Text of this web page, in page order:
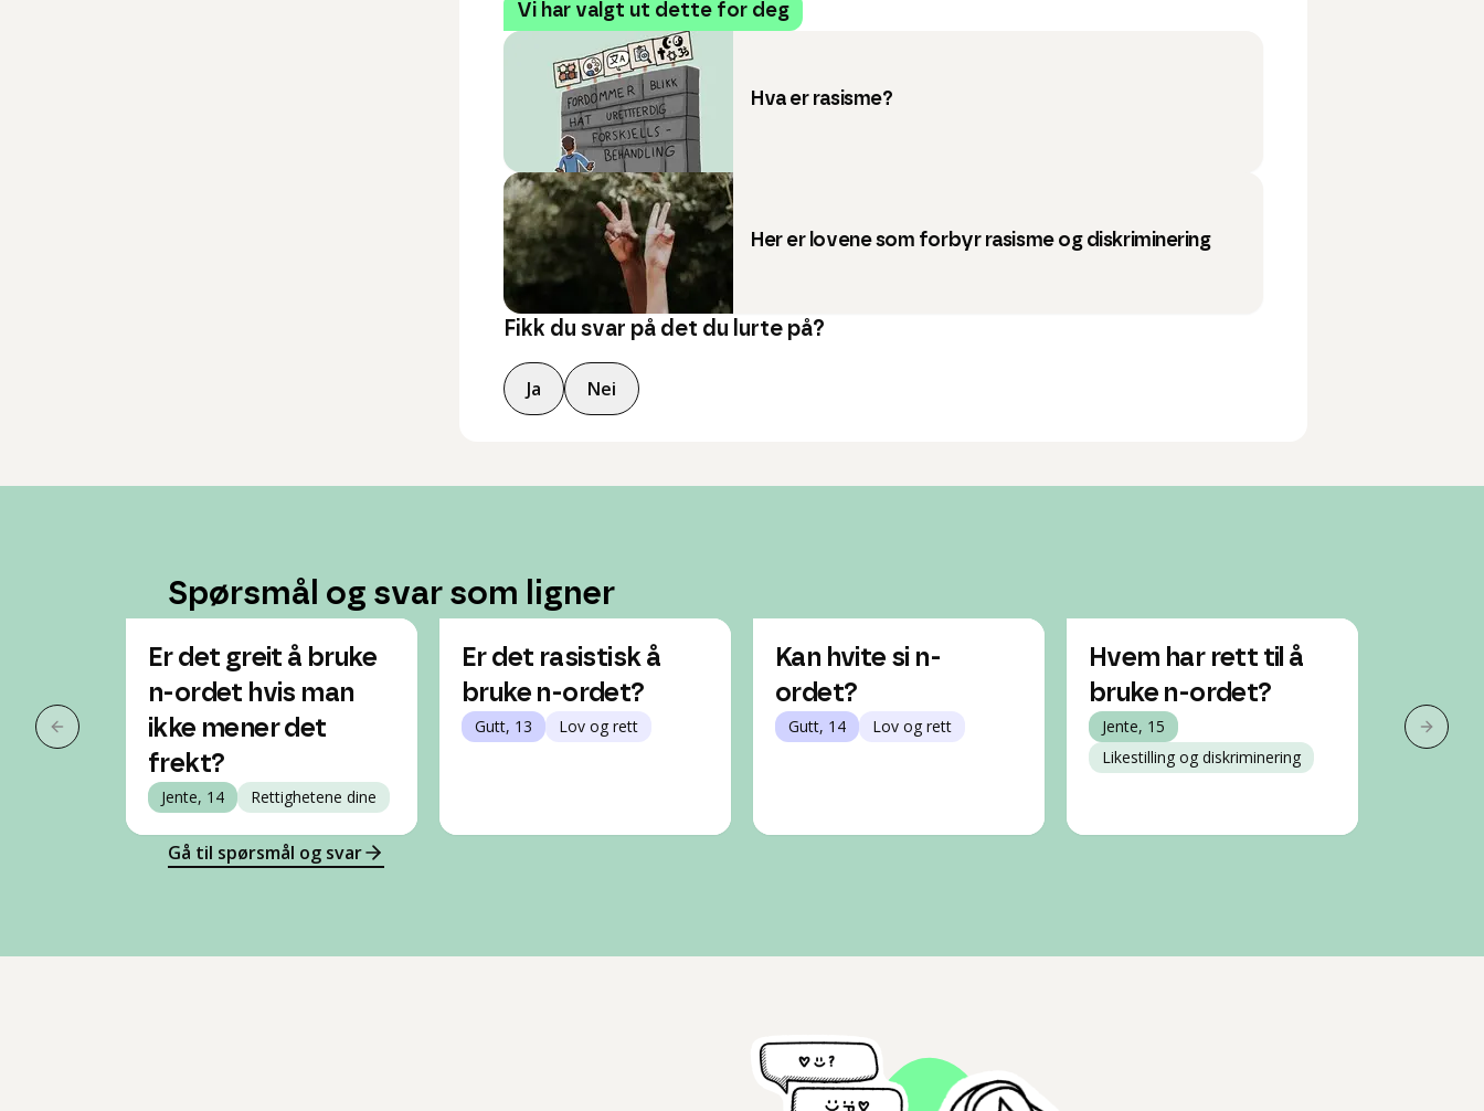
Vi har valgt ut dette for deg
Hva er rasisme?
Her er lovene som forbyr rasisme og diskriminering
Fikk du svar på det du lurte på?
Ja Nei
Spørsmål og svar som ligner
Forrige slide
Er det greit å bruke
n-ordet hvis man
ikke mener det
frekt?
Jente, 14 Rettighetene dine
Er det rasistisk å
bruke n-ordet?
Gutt, 13 Lov og rett
Kan hvite si n-
ordet?
Gutt, 14 Lov og rett
Hvem har rett til å
bruke n-ordet?
Jente, 15
Likestilling og diskriminering
Gutt, 13
Neste
Gå til spørsmål og svar